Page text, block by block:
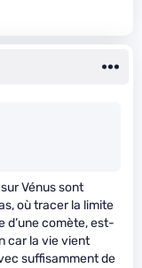
Vénus sont
où tracer la limite
d’une comète, est-
car la vie vient
suffisamment de